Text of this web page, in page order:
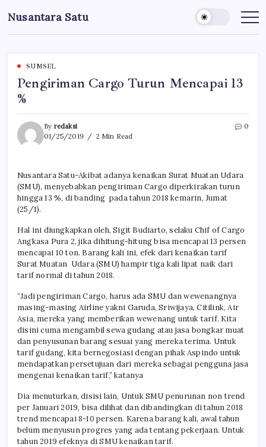
to
content
Nusantara Satu
Berita
Nusantara
SUMSEL
Pengiriman Cargo Turun Mencapai 13
%
By redaksi
01/25/2019
2 Min Read
0
Nusantara Satu-Akibat adanya kenaikan Surat Muatan Udara
(SMU), menyebabkan pengiriman Cargo diperkirakan turun
hingga 13 %, di banding pada tahun 2018 kemarin, Jumat
(25/1).
Hal ini diungkapkan oleh, Sigit Budiarto, selaku Chif of Cargo
Angkasa Pura 2, jika dihitung-hitung bisa mencapai 13 persen
mencapai 10 ton. Barang kali ini, efek dari kenaikan tarif
Surat Muatan Udara (SMU) hampir tiga kali lipat naik dari
tarif normal di tahun 2018.
“Jadi pengiriman Cargo, harus ada SMU dan wewenangnya
masing-masing Airline yakni Garuda, Sriwijaya, Citilink, Air
Asia, mereka yang memberikan wewenang untuk tarif. Kita
disini cuma mengambil sewa gudang atau jasa bongkar muat
dan penyusunan barang sesuai yang mereka terima. Untuk
tarif gudang, kita bernegosiasi dengan pihak Aspindo untuk
mendapatkan persetujuan dari mereka sebagai pengguna jasa
mengenai kenaikan tarif,” katanya
Dia menuturkan, disisi lain, Untuk SMU penurunan non trend
per Januari 2019, bisa dilihat dan dibandingkan di tahun 2018
trend mencapai 8-10 persen. Karena barang kali, awal tahun
belum menyusun progres yang ada tentang pekerjaan. Untuk
tahun 2019 efeknya di SMU kenaikan tarif.